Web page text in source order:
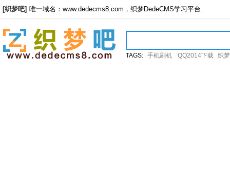
[织梦吧] 唯一域名：www.dedecms8.com，织梦DedeCMS学习平台.
TAGS: 手机刷机 QQ2014下载 织